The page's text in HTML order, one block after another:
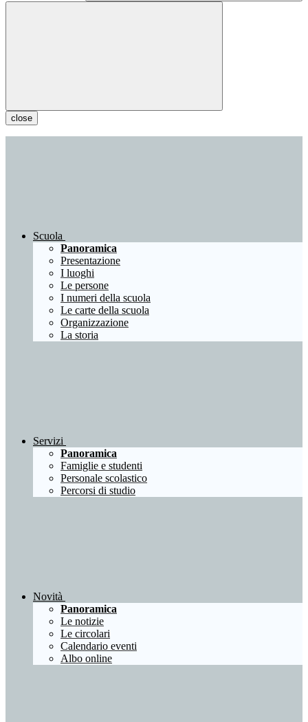
close
Scuola
Panoramica
Presentazione
I luoghi
Le persone
I numeri della scuola
Le carte della scuola
Organizzazione
La storia
Servizi
Panoramica
Famiglie e studenti
Personale scolastico
Percorsi di studio
Novità
Panoramica
Le notizie
Le circolari
Calendario eventi
Albo online